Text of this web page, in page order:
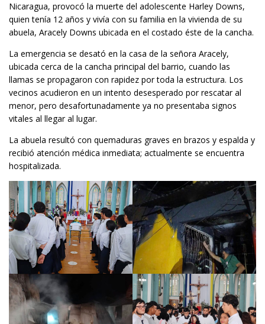
Nicaragua, provocó la muerte del adolescente Harley Downs,
quien tenía 12 años y vivía con su familia en la vivienda de su
abuela, Aracely Downs ubicada en el costado éste de la cancha.
La emergencia se desató en la casa de la señora Aracely,
ubicada cerca de la cancha principal del barrio, cuando las
llamas se propagaron con rapidez por toda la estructura. Los
vecinos acudieron en un intento desesperado por rescatar al
menor, pero desafortunadamente ya no presentaba signos
vitales al llegar al lugar.
La abuela resultó con quemaduras graves en brazos y espalda y
recibió atención médica inmediata; actualmente se encuentra
hospitalizada.